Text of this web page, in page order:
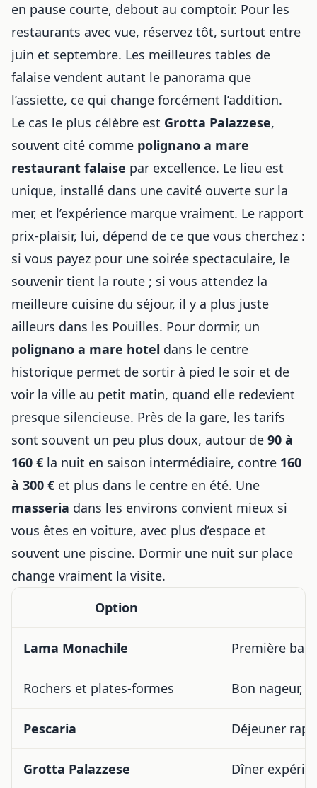
en pause courte, debout au comptoir. Pour les
restaurants avec vue, réservez tôt, surtout entre
juin et septembre. Les meilleures tables de
falaise vendent autant le panorama que
l’assiette, ce qui change forcément l’addition.
Le cas le plus célèbre est Grotta Palazzese,
souvent cité comme polignano a mare
restaurant falaise par excellence. Le lieu est
unique, installé dans une cavité ouverte sur la
mer, et l’expérience marque vraiment. Le rapport
prix-plaisir, lui, dépend de ce que vous cherchez :
si vous payez pour une soirée spectaculaire, le
souvenir tient la route ; si vous attendez la
meilleure cuisine du séjour, il y a plus juste
ailleurs dans les Pouilles. Pour dormir, un
polignano a mare hotel dans le centre
historique permet de sortir à pied le soir et de
voir la ville au petit matin, quand elle redevient
presque silencieuse. Près de la gare, les tarifs
sont souvent un peu plus doux, autour de 90 à
160 € la nuit en saison intermédiaire, contre 160
à 300 € et plus dans le centre en été. Une
masseria dans les environs convient mieux si
vous êtes en voiture, avec plus d’espace et
souvent une piscine. Dormir une nuit sur place
change vraiment la visite.
Option
Lama Monachile Première
Rochers et plates-formes Bon nageur,
Pescaria Déjeuner
Grotta Palazzese Dîner